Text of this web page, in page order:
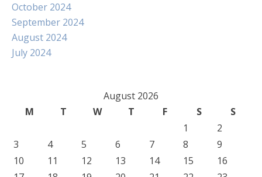
October 2024
September 2024
August 2024
July 2024
August 2026
M
T W T F S
S
1
2
3
4 5 6 7 8
9
10
11 12 13 14 15
16